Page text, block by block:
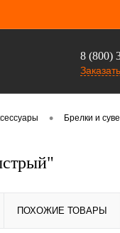
8 (800)
• Брелки и
ПОХОЖИЕ ТОВАРЫ